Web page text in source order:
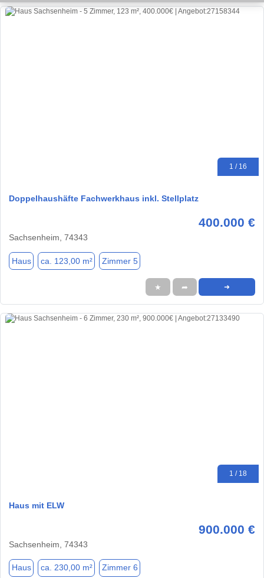
1 / 16
Doppelhaushäfte Fachwerkhaus inkl. Stellplatz
400.000 €
Sachsenheim, 74343
Haus ca. 123,00 m² Zimmer 5
★ ➦ ➜
1 / 18
Haus mit ELW
900.000 €
Sachsenheim, 74343
Haus ca. 230,00 m² Zimmer 6